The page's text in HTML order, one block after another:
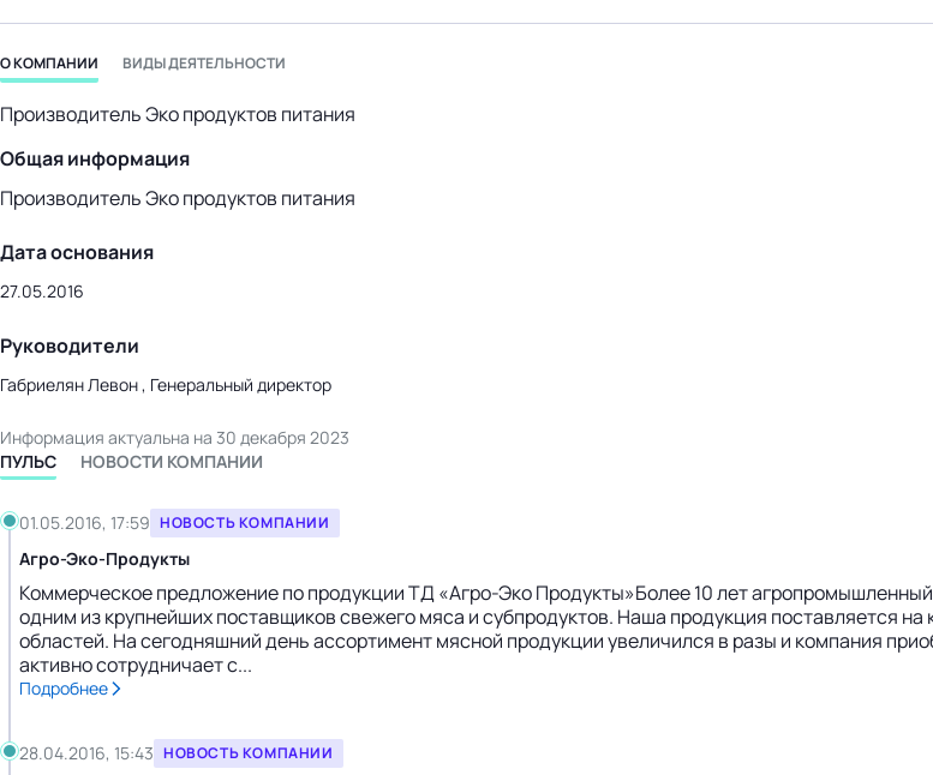
бизнес-центр
О КОМПАНИИ ВИДЫ ДЕЯТЕЛЬНОСТИ
Производитель Эко продуктов питания
Общая информация
Производитель Эко продуктов питания
Дата основания
27.05.2016
Руководители
Габриелян Левон , Генеральный директор
Информация актуальна на 30 декабря 2023
ПУЛЬС
НОВОСТИ КОМПАНИИ
01.05.2016, 17:59 НОВОСТЬ КОМПАНИИ
Агро-Эко-Продукты
Коммерческое предложение по продукции ТД «Агро-Эко Продукты»Более 10 лет
одним из крупнейших поставщиков свежего мяса и субпродуктов. Наша продукция поставляется
областей. На сегодняшний день ассортимент мясной продукции увеличился в разы и компания
активно сотрудничает с...
Подробнее
28.04.2016, 15:43 НОВОСТЬ КОМПАНИИ